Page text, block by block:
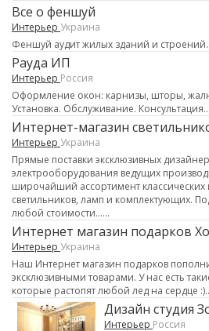
Все о феншуй
Интерьер Украина
Феншуй аудит жилых зданий и
Рауда ИП
Интерьер Россия
Оформление окон: карнизы, шторы,
Установка. Обслуживание.
Интернет-магазин
Интерьер Украина
Прямые поставки эксклюзивных
электрооборудования ведущих
широчайший ассортимент
светильников, ламп и комплектующих.
любой стоимости......
Интернет магазин подарков
Интерьер Украина
Наш Интернет магазин подарков
эксклюзивными товарами. У нас есть
которые растопят любой лед на сердце
Дизайн студия
Интерьер Россия